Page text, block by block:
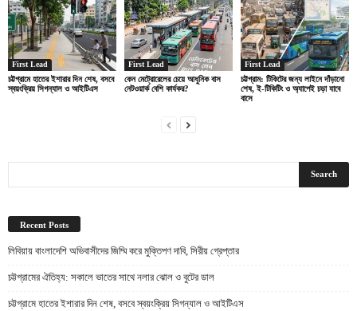
First Lead
চট্টগ্রামে হাতের ইশারার দিন শেষ, বসবে
স্বয়ংক্রিয় সিগন্যাল ও আইটিএস
First Lead
কেন মেট্রোরেলের চেয়ে আধুনিক বাস
নেটওয়ার্ক বেশি কার্যকর?
First Lead
চট্টগ্রাম: টিকিটের জন্য লাইনে দাঁড়ানো
শেষ, ই-টিকিটিং ও অ্যাপেই চড়া যাবে
বাসে
Recent Posts
লিবিয়ায় বাংলাদেশি অভিবাসীদের জিম্মি করে মুক্তিপণ দাবি, সিরীয় গ্রেপ্তার
চট্টগ্রামের ঐতিহ্য: সকালে ভাতের সাথে নলার ঝোল ও বুটের ডাল
চট্টগ্রামে হাতের ইশারার দিন শেষ, বসবে স্বয়ংক্রিয় সিগন্যাল ও আইটিএস